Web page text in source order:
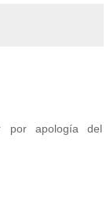
por apología del